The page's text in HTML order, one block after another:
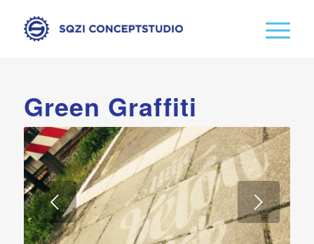
Green Graffiti
Volgende